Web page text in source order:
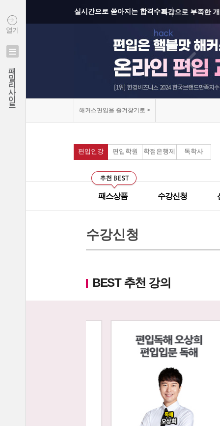
열기
패밀리사이트
실시간으로 쏟아지는 합격수기특강으로 부족한
상위권 학교의 출
모의고사를 통해
커리큘럼이 보기
군대에서도 온라
무제한으로 원하
해커스편입이 무
SNS나 페이지를
환급이라는 조건
수강제한이 없어
방대한 자료와 데
연세대학교 최종합격 김*진
건국대학교 최종합격 이*준
성균관대학교 최종합격 정*림
중앙대학교 최종합격 이*준
서울시립대학교 최종합격 한*현
홍익대학교 최종합격 김*영
중앙대학교 최종합격 김*현
연세대학교 최종합격 김*진
건국대학교 최종합격 이*준
중앙대학교 최종합격 이*영
서울시립대학교 최종합격 한*현
홍익대학교 최종합격 김*영
중앙대학교 최종합격 김*현
한국외국어대학교 최종합격 김*진
중앙대학교 최종합격 한*현
해커스편입을 즐겨찾기로 >
편입인강 편입학원 학점은행제 독학사
패스상품 수강신청
수강신청
BEST 추천 강의